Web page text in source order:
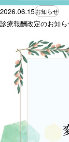
2026.06.15お知らせ
診療報酬改定のお知